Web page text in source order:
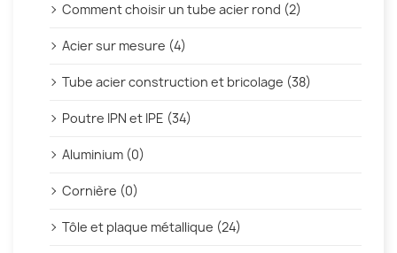
Comment choisir un tube acier rond (2)
Acier sur mesure (4)
Tube acier construction et bricolage (38)
Poutre IPN et IPE (34)
Aluminium (0)
Cornière (0)
Tôle et plaque métallique (24)